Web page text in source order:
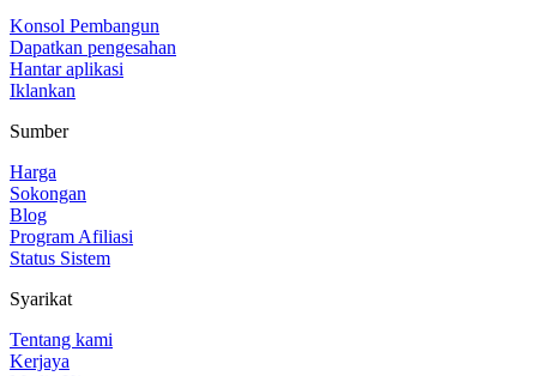
Konsol Pembangun
Dapatkan pengesahan
Hantar aplikasi
Iklankan
Sumber
Harga
Sokongan
Blog
Program Afiliasi
Status Sistem
Syarikat
Tentang kami
Kerjaya